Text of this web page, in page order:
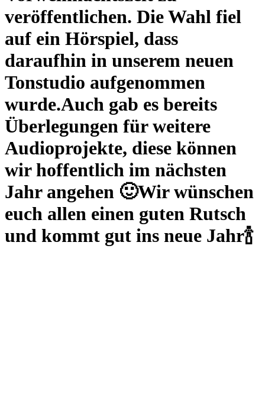
veröffentlichen. Die Wahl fiel
auf ein Hörspiel, dass
daraufhin in unserem neuen
Tonstudio aufgenommen
wurde.Auch gab es bereits
Überlegungen für weitere
Audioprojekte, diese können
wir hoffentlich im nächsten
Jahr angehen 🙂Wir wünschen
euch allen einen guten Rutsch
und kommt gut ins neue Jahr🍾